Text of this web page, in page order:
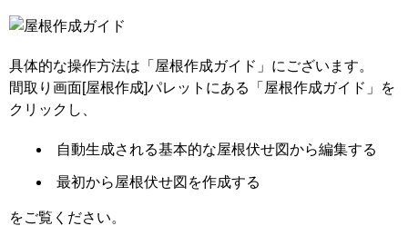
具体的な操作方法は「屋根作成ガイド」にございます。
間取り画面[屋根作成]パレットにある「屋根作成ガイド」を
クリックし、
自動生成される基本的な屋根伏せ図から編集する
最初から屋根伏せ図を作成する
をご覧ください。